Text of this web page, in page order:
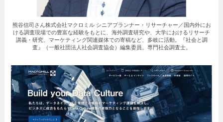
熊谷信司さん株式会社マクロミル シニアプランナー・リサーチャー／国内外にお
ける調査現場での豊富な経験をもとに、海外調査研究や、大学におけるリサーチ
講義・研究、マーケティング関連媒体での寄稿など、多岐に活動。『社会と調
査』（一般社団法人社会調査協会）編集委員。専門社会調査士。